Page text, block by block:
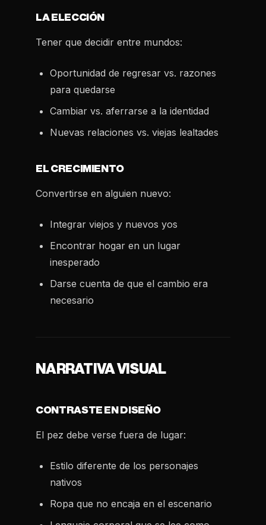
LA ELECCIÓN
Tener que decidir entre mundos:
Oportunidad de regresar vs. razones
para quedarse
Cambiar vs. aferrarse a la identidad
Nuevas relaciones vs. viejas lealtades
EL CRECIMIENTO
Convertirse en alguien nuevo:
Integrar viejos y nuevos yos
Encontrar hogar en un lugar
inesperado
Darse cuenta de que el cambio era
necesario
NARRATIVA VISUAL
CONTRASTE EN DISEÑO
El pez debe verse fuera de lugar:
Estilo diferente de los personajes
nativos
Ropa que no encaja en el escenario